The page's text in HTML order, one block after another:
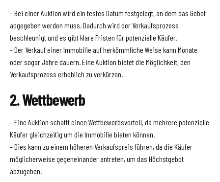
– Bei einer Auktion wird ein festes Datum festgelegt, an dem das Gebot
abgegeben werden muss. Dadurch wird der Verkaufsprozess
beschleunigt und es gibt klare Fristen für potenzielle Käufer.
– Der Verkauf einer Immobilie auf herkömmliche Weise kann Monate
oder sogar Jahre dauern. Eine Auktion bietet die Möglichkeit, den
Verkaufsprozess erheblich zu verkürzen.
2. Wettbewerb
– Eine Auktion schafft einen Wettbewerbsvorteil, da mehrere potenzielle
Käufer gleichzeitig um die Immobilie bieten können.
– Dies kann zu einem höheren Verkaufspreis führen, da die Käufer
möglicherweise gegeneinander antreten, um das Höchstgebot
abzugeben.